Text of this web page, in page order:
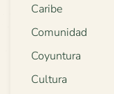
Caribe
Comunidad
Coyuntura
Cultura